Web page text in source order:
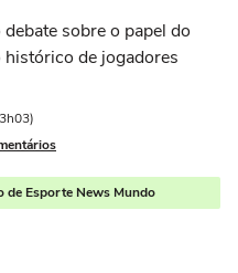
sobre o papel do
histórico de jogadores
de Esporte News Mundo